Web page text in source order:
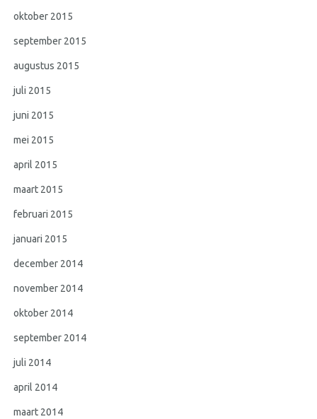
oktober 2015
september 2015
augustus 2015
juli 2015
juni 2015
mei 2015
april 2015
maart 2015
februari 2015
januari 2015
december 2014
november 2014
oktober 2014
september 2014
juli 2014
april 2014
maart 2014